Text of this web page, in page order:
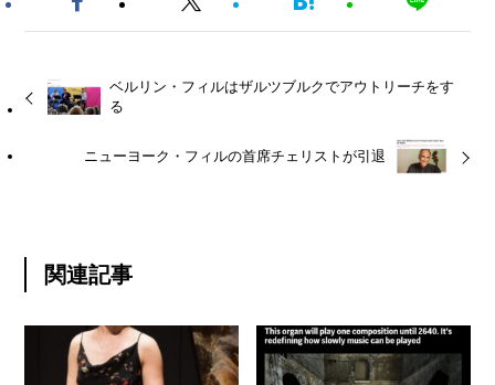
ベルリン・フィルはザルツブルクでアウトリーチをす
る
ニューヨーク・フィルの首席チェリストが引退
関連記事